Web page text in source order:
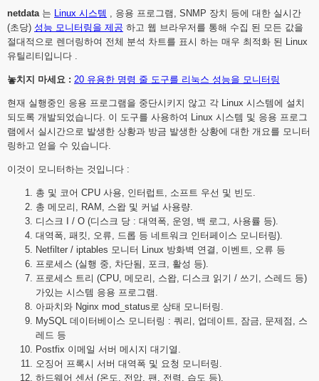
netdata는 Linux 시스템 , 응용 프로그램, SNMP 장치 등에 대한 실시간
(초당) 성능 모니터링을 제공 하고 웹 브라우저를 통해 수집 된 모든 값을
절대적으로 렌더링하여 전체 분석 차트를 표시 하는 매우 최적화 된 Linux
유틸리티입니다 .
놓치지 마세요 : 20 유용한 명령 줄 도구를 리눅스 성능을 모니터링
현재 실행중인 응용 프로그램을 중단시키지 않고 각 Linux 시스템에 설치
되도록 개발되었습니다. 이 도구를 사용하여 Linux 시스템 및 응용 프로그
램에서 실시간으로 발생한 상황과 방금 발생한 상황에 대한 개요를 모니터
링하고 얻을 수 있습니다.
이것이 모니터하는 것입니다 :
총 및 코어 CPU 사용, 인터럽트, 소프트 우선 및 빈도.
총 메모리, RAM, 스왑 및 커널 사용량.
디스크 I / O (디스크 당 : 대역폭, 운영, 백 로그, 사용률 등).
대역폭, 패킷, 오류, 드롭 등 네트워크 인터페이스 모니터링).
Netfilter / iptables 모니터 Linux 방화벽 연결, 이벤트, 오류 등
프로세스 (실행 중, 차단됨, 포크, 활성 등).
프로세스 트리 (CPU, 메모리, 스왑, 디스크 읽기 / 쓰기, 스레드 등)
가있는 시스템 응용 프로그램.
아파치와 Nginx mod_status로 상태 모니터링.
MySQL 데이터베이스 모니터링 : 쿼리, 업데이트, 잠금, 문제점, 스
레드 등
Postfix 이메일 서버 메시지 대기열.
오징어 프록시 서버 대역폭 및 요청 모니터링.
하드웨어 센서 (온도, 전압, 팬, 전력, 습도 등).